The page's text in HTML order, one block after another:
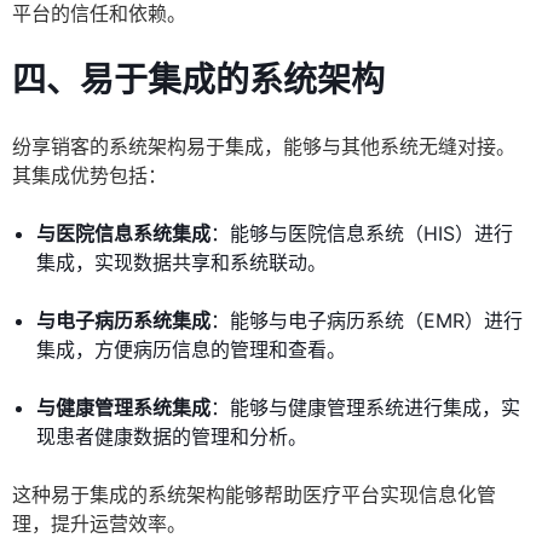
平台的信任和依赖。
四、易于集成的系统架构
纷享销客的系统架构易于集成，能够与其他系统无缝对接。
其集成优势包括：
与医院信息系统集成：能够与医院信息系统（HIS）进行
集成，实现数据共享和系统联动。
与电子病历系统集成：能够与电子病历系统（EMR）进行
集成，方便病历信息的管理和查看。
与健康管理系统集成：能够与健康管理系统进行集成，实
现患者健康数据的管理和分析。
这种易于集成的系统架构能够帮助医疗平台实现信息化管
理，提升运营效率。